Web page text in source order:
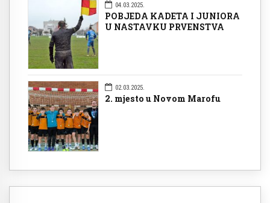
04.03.2025.
POBJEDA KADETA I JUNIORA
U NASTAVKU PRVENSTVA
02.03.2025.
2. mjesto u Novom Marofu